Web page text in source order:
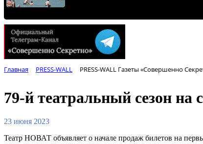
Главная PRESS-WALL PRESS-WALL Газеты «Совершенно
79-й театральный сезон
23 июня 2023
Театр НОВАТ объявляет о начале продаж билетов на